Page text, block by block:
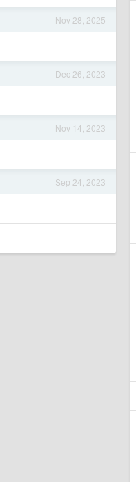
Nov 28, 2025
Dec 26, 2023
Nov 14, 2023
Sep 24, 2023